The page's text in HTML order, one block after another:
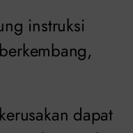
instruksi
dapat